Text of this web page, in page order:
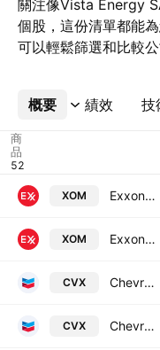
關注像Vista Energy
個股，這份清單都能
可以輕鬆篩選和比較
概要 績效 技
更多
商
品
XOM Exxonmobil Holdings Corporation
XOM Exxonmobil Holdings Corporation
CVX Chevron Corporation
CVX Chevron Corporation